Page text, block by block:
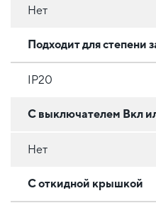
Нет
Подходит для степени
IP20
С выключателем Вкл
Нет
С откидной крышкой